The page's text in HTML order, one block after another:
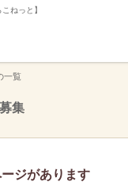
ねっと】
一覧
集
ジがあります